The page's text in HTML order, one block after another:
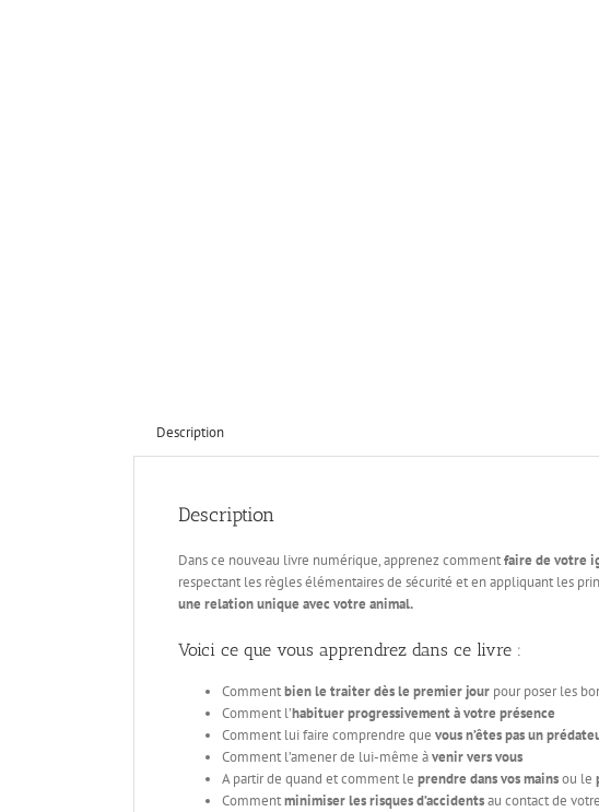
Description
Description
Dans ce nouveau livre numérique, apprenez commentfaire de votre
respectant les règles élémentaires de sécurité et en appliquant les
une relation unique avec votre animal.
Voici ce que vous apprendrez dans ce livre :
Commentbien le traiter dès le premier jour pour poser les
Comment l’habituer progressivement à votre présence
Comment lui faire comprendre que vous n’êtes pas un
Comment l’amener de lui-même àvenir vers vous
A partir de quand et comment le prendre dans vos mainsou le
Commentminimiser les risques d’accidentsau contact de